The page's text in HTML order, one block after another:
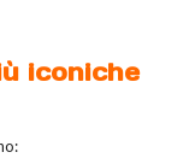
iconiche